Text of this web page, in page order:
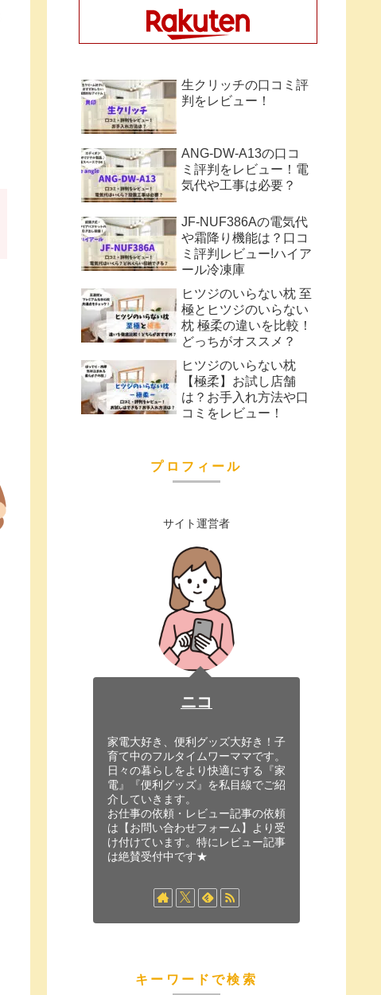
生クリッチの口コミ評
判をレビュー！
ANG-DW-A13の口コ
ミ評判をレビュー！電
気代や工事は必要？
JF-NUF386Aの電気代
や霜降り機能は？口コ
ミ評判レビュー!ハイア
ール冷凍庫
ヒツジのいらない枕 至
極とヒツジのいらない
枕 極柔の違いを比較！
どっちがオススメ？
ヒツジのいらない枕
【極柔】お試し店舗
は？お手入れ方法や口
コミをレビュー！
プロフィール
サイト運営者
ニコ
家電大好き、便利グッズ大好き！子
育て中のフルタイムワーママです。
日々の暮らしをより快適にする『家
電』『便利グッズ』を私目線でご紹
介していきます。
お仕事の依頼・レビュー記事の依頼
は【お問い合わせフォーム】より受
け付けています。特にレビュー記事
は絶賛受付中です★
キーワードで検索